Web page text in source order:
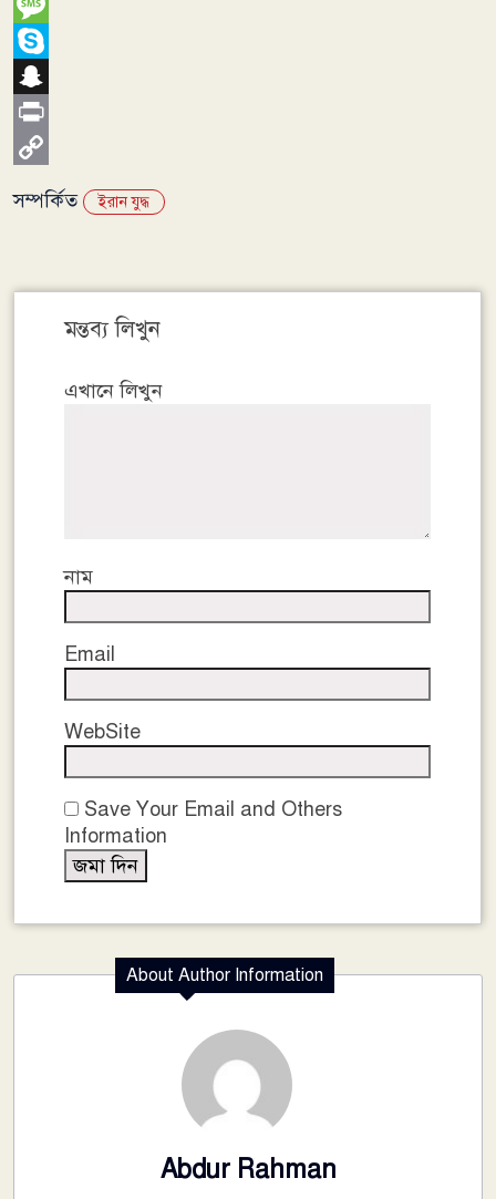
Gmail
Message
Skype
Snapchat
Print
সম্পর্কিত ইরান যুদ্ধ
মন্তব্য লিখুন
এখানে লিখুন
নাম
Email
WebSite
Save Your Email and Others
Information
About Author Information
Abdur Rahman